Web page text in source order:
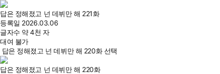
답은 정해졌고 넌 데뷔만 해 221화
등록일 2026.03.06
글자수 약 4천 자
대여 불가
답은 정해졌고 넌 데뷔만 해 220화 선택
답은 정해졌고 넌 데뷔만 해 220화